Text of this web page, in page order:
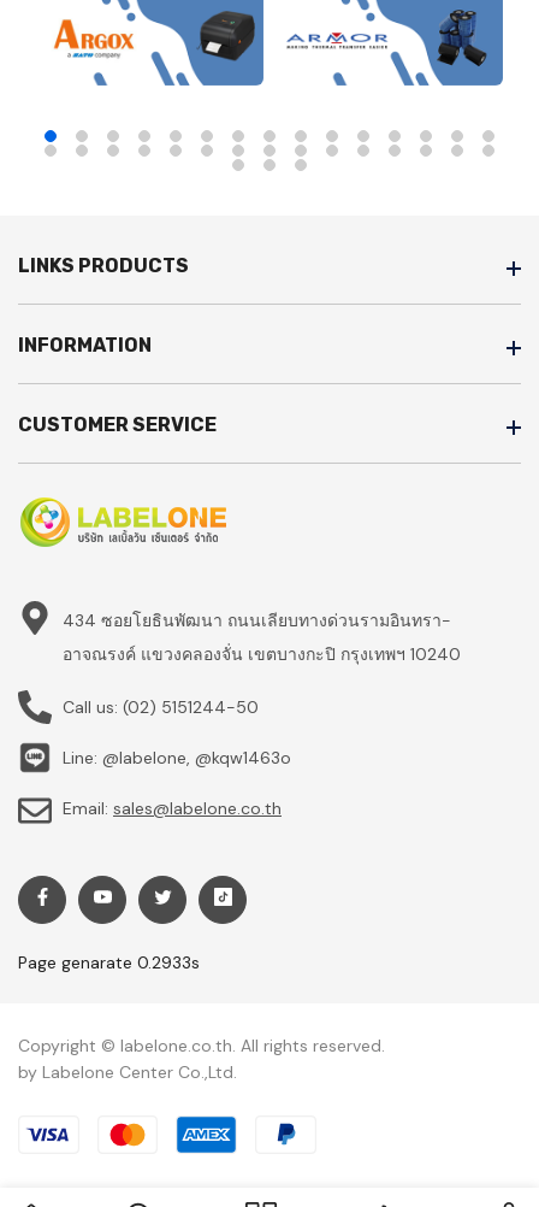
LINKS PRODUCTS
INFORMATION
CUSTOMER SERVICE
434 ซอยโยธินพัฒนา ถนนเลียบทางด่วนรามอินทรา-
อาจณรงค์ แขวงคลองจั่น เขตบางกะปิ กรุงเทพฯ 10240
Call us: (02) 5151244-50
Line: @labelone, @kqw1463o
Email: sales@labelone.co.th
Page genarate 0.2933s
Copyright © labelone.co.th. All rights reserved.
by Labelone Center Co.,Ltd.